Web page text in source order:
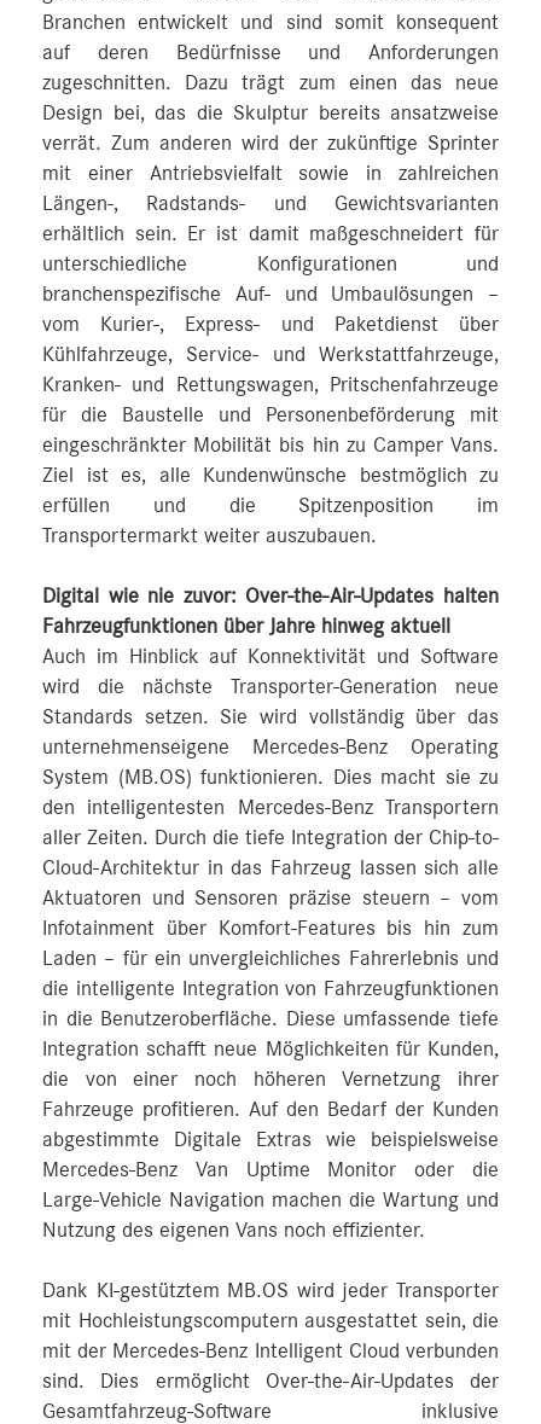
Branchen entwickelt und sind somit konsequent
auf deren Bedürfnisse und Anforderungen
zugeschnitten. Dazu trägt zum einen das neue
Design bei, das die Skulptur bereits ansatzweise
verrät. Zum anderen wird der zukünftige Sprinter
mit einer Antriebsvielfalt sowie in zahlreichen
Längen-, Radstands- und Gewichtsvarianten
erhältlich sein. Er ist damit maßgeschneidert für
unterschiedliche Konfigurationen und
branchenspezifische Auf- und Umbaulösungen –
vom Kurier-, Express- und Paketdienst über
Kühlfahrzeuge, Service- und Werkstattfahrzeuge,
Kranken- und Rettungswagen, Pritschenfahrzeuge
für die Baustelle und Personenbeförderung mit
eingeschränkter Mobilität bis hin zu Camper Vans.
Ziel ist es, alle Kundenwünsche bestmöglich zu
erfüllen und die Spitzenposition im
Transportermarkt weiter auszubauen.
Digital wie nie zuvor: Over-the-Air-Updates halten
Fahrzeugfunktionen über Jahre hinweg aktuell
Auch im Hinblick auf Konnektivität und Software
wird die nächste Transporter-Generation neue
Standards setzen. Sie wird vollständig über das
unternehmenseigene Mercedes‑Benz Operating
System (MB.OS) funktionieren. Dies macht sie zu
den intelligentesten Mercedes‑Benz Transportern
aller Zeiten. Durch die tiefe Integration der Chip-to-
Cloud-Architektur in das Fahrzeug lassen sich alle
Aktuatoren und Sensoren präzise steuern – vom
Infotainment über Komfort-Features bis hin zum
Laden – für ein unvergleichliches Fahrerlebnis und
die intelligente Integration von Fahrzeugfunktionen
in die Benutzeroberfläche. Diese umfassende tiefe
Integration schafft neue Möglichkeiten für Kunden,
die von einer noch höheren Vernetzung ihrer
Fahrzeuge profitieren. Auf den Bedarf der Kunden
abgestimmte Digitale Extras wie beispielsweise
Mercedes‑Benz Van Uptime Monitor oder die
Large-Vehicle Navigation machen die Wartung und
Nutzung des eigenen Vans noch effizienter.
Dank KI-gestütztem MB.OS wird jeder Transporter
mit Hochleistungscomputern ausgestattet sein, die
mit der Mercedes‑Benz Intelligent Cloud verbunden
sind. Dies ermöglicht Over-the-Air-Updates der
Gesamtfahrzeug-Software inklusive